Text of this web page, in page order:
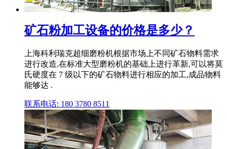
矿石粉加工设备的价格是多少？
上海科利瑞克超细磨粉机根据市场上不同矿石物料需求
进行改造,在标准大型磨粉机的基础上进行革新,可以将莫
氏硬度在 7 级以下的矿石物料进行相应的加工,成品物料
能够达 .
联系电话: 180 3780 8511